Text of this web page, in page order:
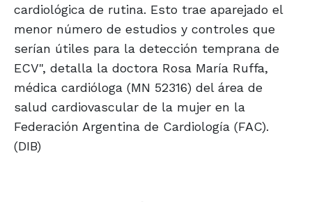
cardiológica de rutina. Esto trae aparejado el
menor número de estudios y controles que
serían útiles para la detección temprana de
ECV", detalla la doctora Rosa María Ruffa,
médica cardióloga (MN 52316) del área de
salud cardiovascular de la mujer en la
Federación Argentina de Cardiología (FAC).
(DIB)